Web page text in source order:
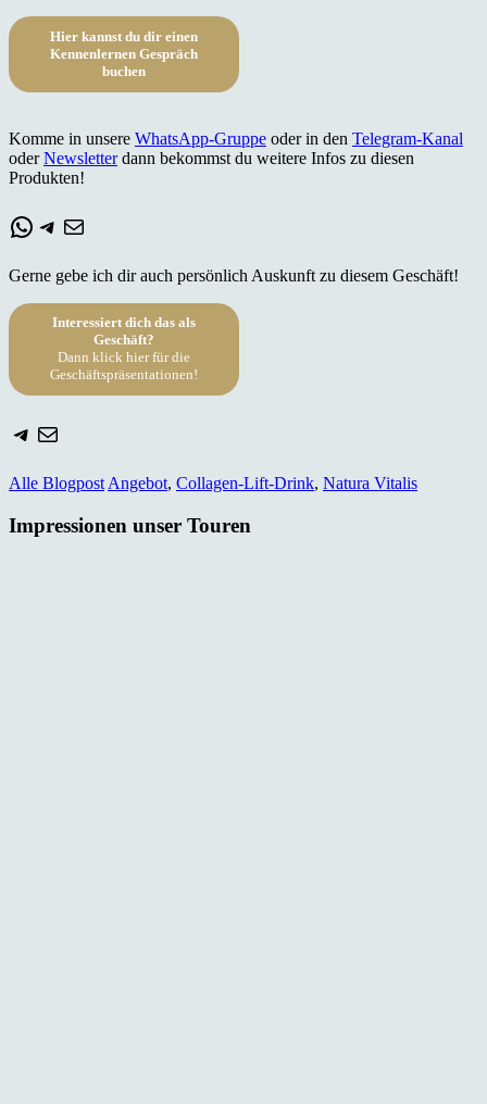
Hier kannst du dir einen
Kennenlernen Gespräch
buchen
Komme in unsere WhatsApp-Gruppe oder in den Telegram-Kanal
oderNewsletterdann bekommst du weitere Infos zu diesen
Produkten!
WhatsApp
Telegram
E-Mail
Gerne gebe ich dir auch persönlich Auskunft zu diesem Geschäft!
Interessiert dich das als
Geschäft?
Dann klick hier für die
Geschäftspräsentationen!
Telegram
E-Mail
Alle Blogpost Angebot, Collagen-Lift-Drink, Natura Vitalis
Impressionen unser Touren